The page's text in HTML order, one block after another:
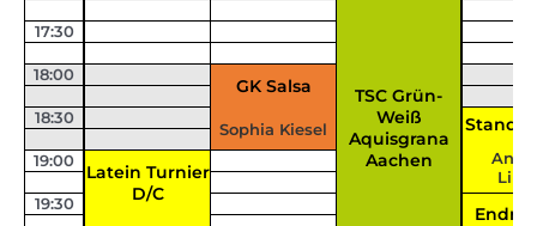
17:30
18:00
18:30
19:00
19:30
Latein Turnier
D/C
GK Salsa
Sophia Kiesel
TSC Grün-
Weiß
Aquisgrana
Aachen